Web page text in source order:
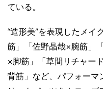
ている。
“造形美”を表現したメイ
筋」「佐野晶哉×腕筋」
×脚筋」「草間リチャー
背筋」など、パフォー